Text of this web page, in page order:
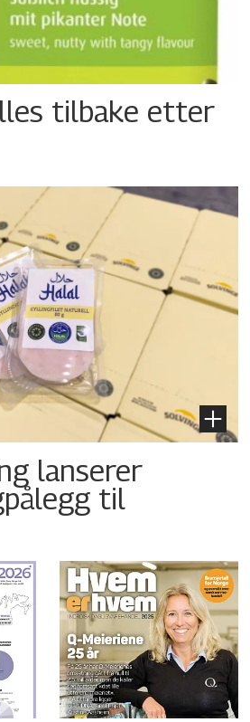
tilbake etter
lanserer
til